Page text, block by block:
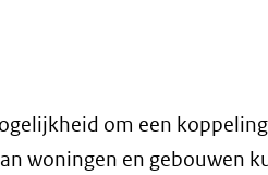
om een
woningen en gebouwen